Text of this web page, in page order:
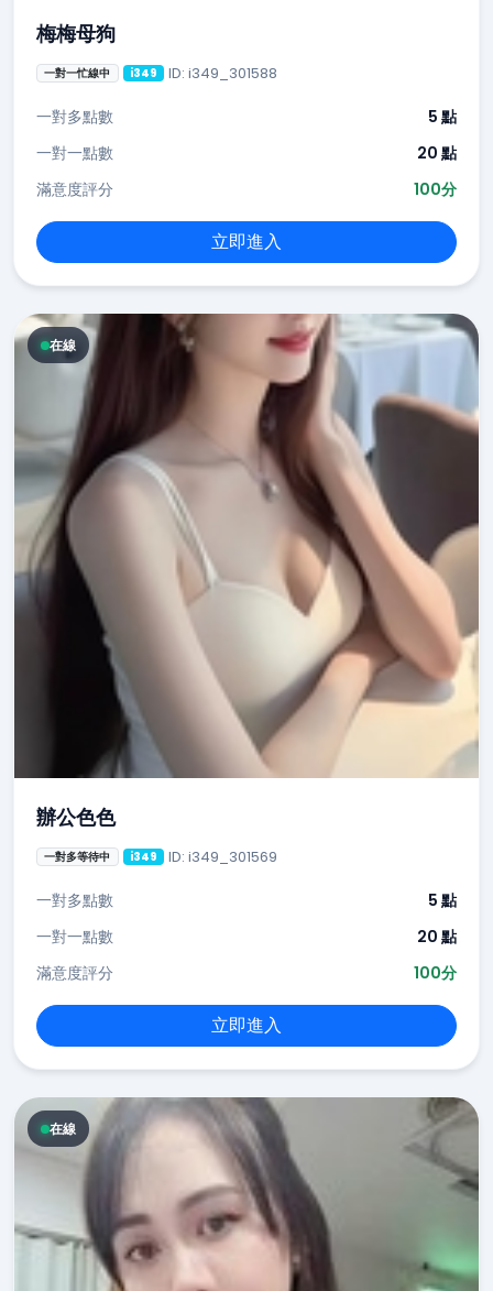
梅梅母狗
一對一忙線中 i349 ID: i349_301588
一對多點數
5 點
一對一點數
20 點
滿意度評分
100分
立即進入
在線
辦公色色
一對多等待中 i349 ID: i349_301569
一對多點數
5 點
一對一點數
20 點
滿意度評分
100分
立即進入
在線